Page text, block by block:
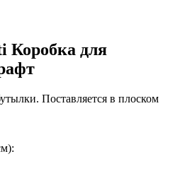
Коробка для
Поставляется в плоском